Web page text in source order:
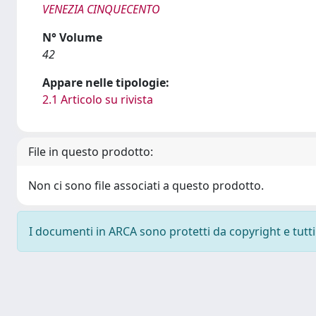
VENEZIA CINQUECENTO
N° Volume
42
Appare nelle tipologie:
2.1 Articolo su rivista
File in questo prodotto:
Non ci sono file associati a questo prodotto.
I documenti in ARCA sono protetti da copyright e